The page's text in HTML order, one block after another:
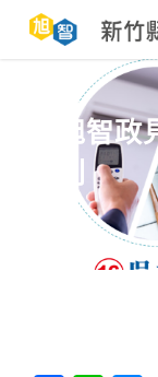
main
【旭智政